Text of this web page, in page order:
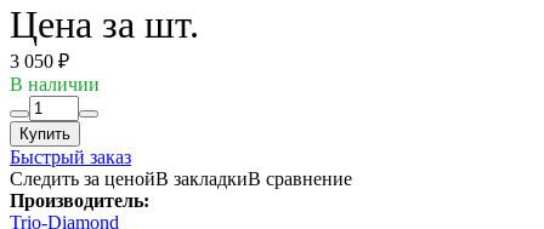
Цена за шт.
3 050 ₽
В наличии
Купить
Быстрый заказ
Следить за ценойВ закладкиВ сравнение
Производитель:
Trio-Diamond